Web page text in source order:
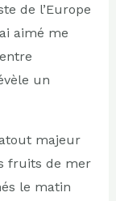
de l’Europe
aimé me
un
majeur
fruits de mer
le matin